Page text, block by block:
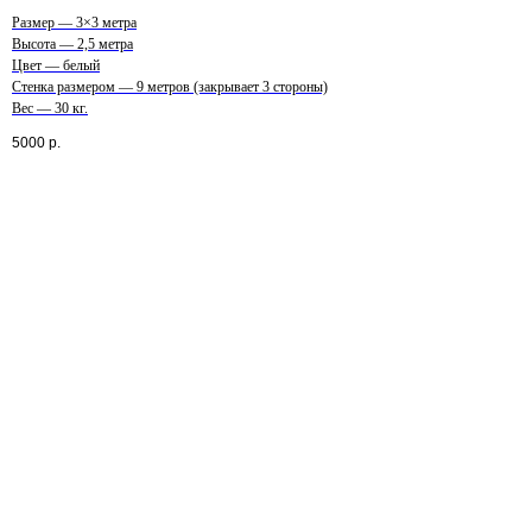
Размер — 3×3 метра
Высота — 2,5 метра
Цвет — белый
Стенка размером — 9 метров (закрывает 3 стороны)
Вес — 30 кг.
5000 р.